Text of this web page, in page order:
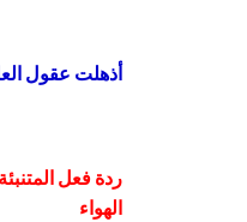
أذهلت عقول
ردة فعل
الهواء